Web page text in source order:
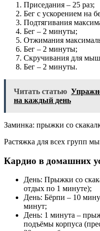
Приседания – 25 раз;
Бег с ускорением на
Подтягивания
Бег – 2 минуты;
Отжимания
Бег – 2 минуты;
Скручивания для
Бег – 2 минуты.
Читать статью
на каждый день
Заминка: прыжки со
Растяжка для всех групп
Кардио в домашних
День: Прыжки со
отдых по 1 минуте);
День: Бёрпи – 10
минут;
День: 1 минута –
подъёмы корпуса